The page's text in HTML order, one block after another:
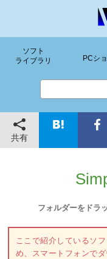
ソフト
ライブラリ
PCシ
共有
フォルダーをドラ
ここで紹介しているソ
め、スマートフォンで